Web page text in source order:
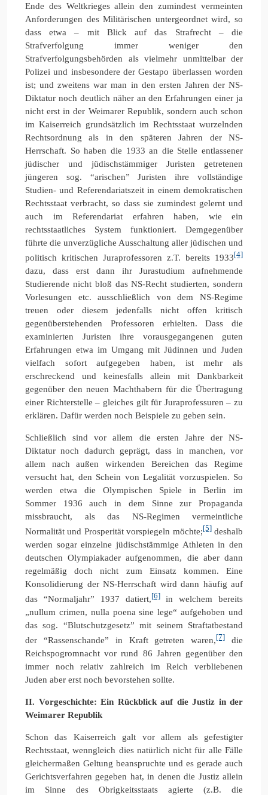
Ende des Weltkrieges allein den zumindest vermeinten
Anforderungen des Militärischen untergeordnet wird, so
dass etwa – mit Blick auf das Strafrecht – die
Strafverfolgung immer weniger den
Strafverfolgungsbehörden als vielmehr unmittelbar der
Polizei und insbesondere der Gestapo überlassen worden
ist; und zweitens war man in den ersten Jahren der NS-
Diktatur noch deutlich näher an den Erfahrungen einer ja
nicht erst in der Weimarer Republik, sondern auch schon
im Kaiserreich grundsätzlich im Rechtsstaat wurzelnden
Rechtsordnung als in den späteren Jahren der NS-
Herrschaft. So haben die 1933 an die Stelle entlassener
jüdischer und jüdischstämmiger Juristen getretenen
jüngeren sog. “arischen” Juristen ihre vollständige
Studien- und Referendariatszeit in einem demokratischen
Rechtsstaat verbracht, so dass sie zumindest gelernt und
auch im Referendariat erfahren haben, wie ein
rechtsstaatliches System funktioniert. Demgegenüber
führte die unverzügliche Ausschaltung aller jüdischen und
politisch kritischen Juraprofessoren z.T. bereits 1933[4]
dazu, dass erst dann ihr Jurastudium aufnehmende
Studierende nicht bloß das NS-Recht studierten, sondern
Vorlesungen etc. ausschließlich von dem NS-Regime
treuen oder diesem jedenfalls nicht offen kritisch
gegenüberstehenden Professoren erhielten. Dass die
examinierten Juristen ihre vorausgegangenen guten
Erfahrungen etwa im Umgang mit Jüdinnen und Juden
vielfach sofort aufgegeben haben, ist mehr als
erschreckend und keinesfalls allein mit Dankbarkeit
gegenüber den neuen Machthabern für die Übertragung
einer Richterstelle – gleiches gilt für Juraprofessuren – zu
erklären. Dafür werden noch Beispiele zu geben sein.
Schließlich sind vor allem die ersten Jahre der NS-
Diktatur noch dadurch geprägt, dass in manchen, vor
allem nach außen wirkenden Bereichen das Regime
versucht hat, den Schein von Legalität vorzuspielen. So
werden etwa die Olympischen Spiele in Berlin im
Sommer 1936 auch in dem Sinne zur Propaganda
missbraucht, als das NS-Regimen vermeintliche
Normalität und Prosperität vorspiegeln möchte;[5]deshalb
werden sogar einzelne jüdischstämmige Athleten in den
deutschen Olympiakader aufgenommen, die aber dann
regelmäßig doch nicht zum Einsatz kommen. Eine
Konsolidierung der NS-Herrschaft wird dann häufig auf
das “Normaljahr” 1937 datiert,[6]in welchem bereits
„nullum crimen, nulla poena sine lege“ aufgehoben und
das sog. “Blutschutzgesetz” mit seinem Straftatbestand
der “Rassenschande” in Kraft getreten waren,[7] die
Reichspogromnacht vor rund 86 Jahren gegenüber den
immer noch relativ zahlreich im Reich verbliebenen
Juden aber erst noch bevorstehen sollte.
II. Vorgeschichte: Ein Rückblick auf die Justiz in der
Weimarer Republik
Schon das Kaiserreich galt vor allem als gefestigter
Rechtsstaat, wenngleich dies natürlich nicht für alle Fälle
gleichermaßen Geltung beanspruchte und es gerade auch
Gerichtsverfahren gegeben hat, in denen die Justiz allein
im Sinne des Obrigkeitsstaats agierte (z.B. die